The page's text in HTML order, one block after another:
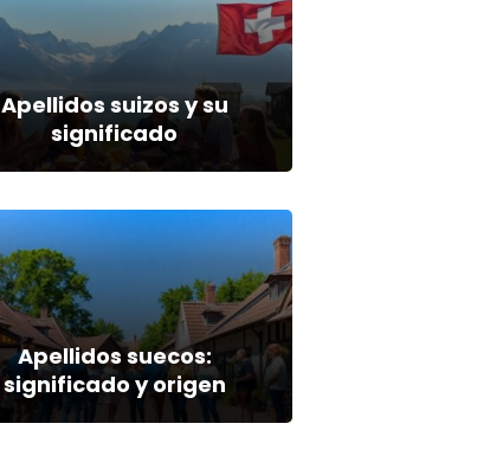
Apellidos suizos y su
significado
Apellidos suecos:
significado y origen